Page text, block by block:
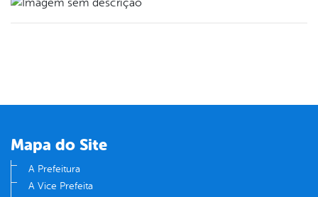
Mapa do Site
A Prefeitura
A Vice Prefeita